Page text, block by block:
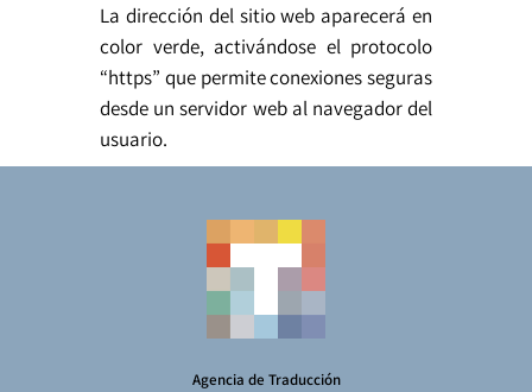
La dirección del sitio web aparecerá en
color verde, activándose el protocolo
“https” que permite conexiones seguras
desde un servidor web al navegador del
usuario.
Agencia de Traducción